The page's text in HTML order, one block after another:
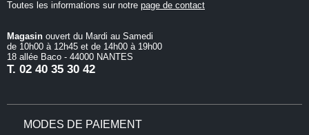
Toutes les informations sur notre page de contact
Magasin ouvert du Mardi au Samedi
de 10h00 à 12h45 et de 14h00 à 19h00
18 allée Baco - 44000 NANTES
T. 02 40 35 30 42
MODES DE PAIEMENT